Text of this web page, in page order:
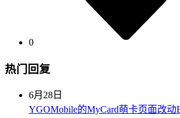
0
热门回复
6月28日
YGOMobile的MyCard萌卡页面改动